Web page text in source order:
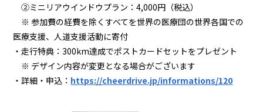
②ミニリアウインドウプラン：4,000円（税込）
※ 参加費の経費を除くすべてを世界の医療団の世界各国での
医療支援、人道支援活動に寄付
・走行特典：300km達成でポストカードセットをプレゼント
※ デザイン内容が変更となる場合がございます
・詳細・申込： https://cheerdrive.jp/informations/120